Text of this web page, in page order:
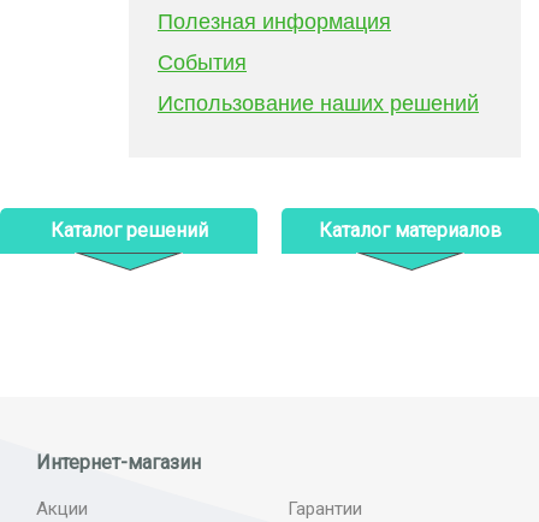
Каталог решений Каталог материалов
Полезная информация
События
Использование наших решений
Интернет-магазин
Акции
Гарантии